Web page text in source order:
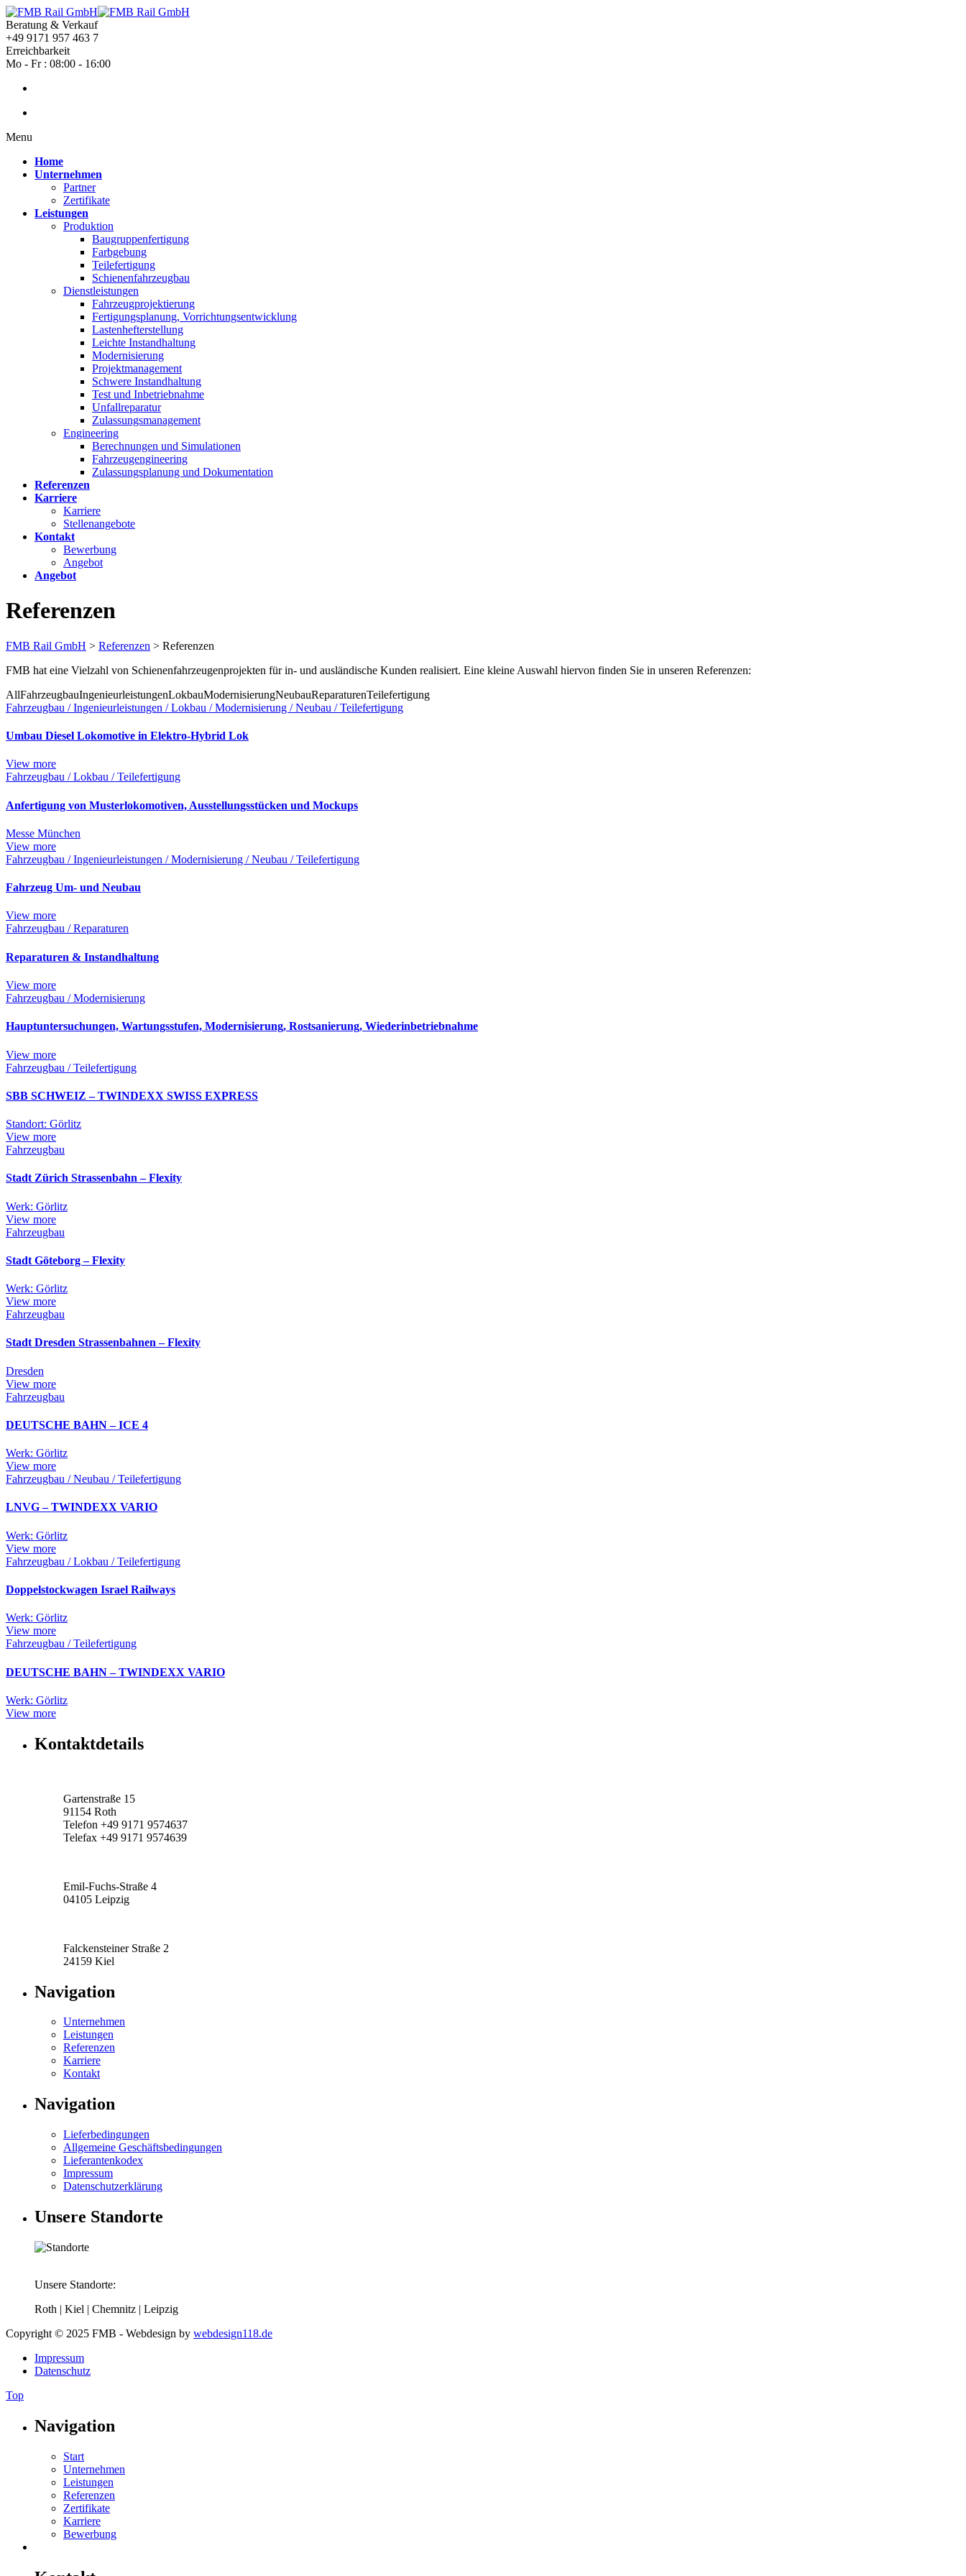
Beratung & Verkauf
+49 9171 957 463 7
Erreichbarkeit
Mo - Fr : 08:00 - 16:00
Menu
Home
Unternehmen
Partner
Zertifikate
Leistungen
Produktion
Baugruppenfertigung
Farbgebung
Teilefertigung
Schienenfahrzeugbau
Dienstleistungen
Fahrzeugprojektierung
Fertigungsplanung, Vorrichtungsentwicklung
Lastenhefterstellung
Leichte Instandhaltung
Modernisierung
Projektmanagement
Schwere Instandhaltung
Test und Inbetriebnahme
Unfallreparatur
Zulassungsmanagement
Engineering
Berechnungen und Simulationen
Fahrzeugengineering
Zulassungsplanung und Dokumentation
Referenzen
Karriere
Karriere
Stellenangebote
Kontakt
Bewerbung
Angebot
Angebot
Referenzen
FMB Rail GmbH > Referenzen > Referenzen
FMB hat eine Vielzahl von Schienenfahrzeugenprojekten für in- und ausländische Kunden realisiert. Eine kleine Auswahl hiervon finden Sie in unseren Referenzen:
AllFahrzeugbauIngenieurleistungenLokbauModernisierungNeubauReparaturenTeilefertigung
Fahrzeugbau / Ingenieurleistungen / Lokbau / Modernisierung / Neubau / Teilefertigung
Umbau Diesel Lokomotive in Elektro-Hybrid Lok
View more
Fahrzeugbau / Lokbau / Teilefertigung
Anfertigung von Musterlokomotiven, Ausstellungsstücken und Mockups
Messe München
View more
Fahrzeugbau / Ingenieurleistungen / Modernisierung / Neubau / Teilefertigung
Fahrzeug Um- und Neubau
View more
Fahrzeugbau / Reparaturen
Reparaturen & Instandhaltung
View more
Fahrzeugbau / Modernisierung
Hauptuntersuchungen, Wartungsstufen, Modernisierung, Rostsanierung, Wiederinbetriebnahme
View more
Fahrzeugbau / Teilefertigung
SBB SCHWEIZ – TWINDEXX SWISS EXPRESS
Standort: Görlitz
View more
Fahrzeugbau
Stadt Zürich Strassenbahn – Flexity
Werk: Görlitz
View more
Fahrzeugbau
Stadt Göteborg – Flexity
Werk: Görlitz
View more
Fahrzeugbau
Stadt Dresden Strassenbahnen – Flexity
Dresden
View more
Fahrzeugbau
DEUTSCHE BAHN – ICE 4
Werk: Görlitz
View more
Fahrzeugbau / Neubau / Teilefertigung
LNVG – TWINDEXX VARIO
Werk: Görlitz
View more
Fahrzeugbau / Lokbau / Teilefertigung
Doppelstockwagen Israel Railways
Werk: Görlitz
View more
Fahrzeugbau / Teilefertigung
DEUTSCHE BAHN – TWINDEXX VARIO
Werk: Görlitz
View more
Kontaktdetails
Gartenstraße 15
91154 Roth
Telefon +49 9171 9574637
Telefax +49 9171 9574639
Emil-Fuchs-Straße 4
04105 Leipzig
Falckensteiner Straße 2
24159 Kiel
Navigation
Unternehmen
Leistungen
Referenzen
Karriere
Kontakt
Navigation
Lieferbedingungen
Allgemeine Geschäftsbedingungen
Lieferantenkodex
Impressum
Datenschutzerklärung
Unsere Standorte
Unsere Standorte:
Roth | Kiel | Chemnitz | Leipzig
Copyright © 2025 FMB - Webdesign by webdesign118.de
Impressum
Datenschutz
Top
Navigation
Start
Unternehmen
Leistungen
Referenzen
Zertifikate
Karriere
Bewerbung